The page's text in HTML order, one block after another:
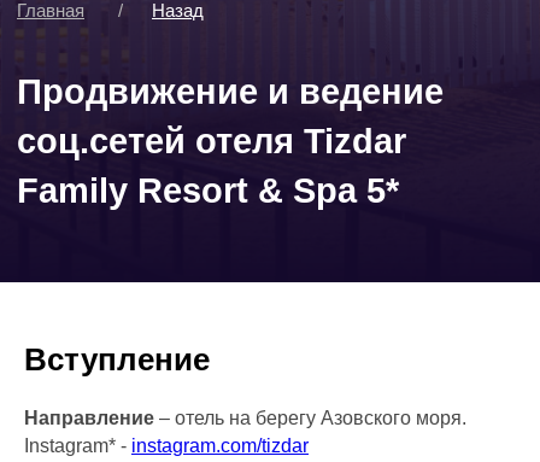
Вступление
Направление – отель на берегу Азовского моря.
Instagram* - instagram.com/tizdar